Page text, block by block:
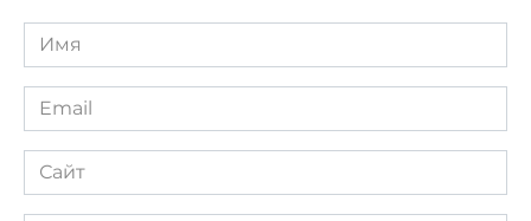
Имя
*
Email
*
Сайт